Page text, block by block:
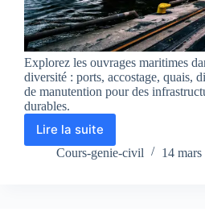
Explorez les ouvrages maritimes
diversité : ports, accostage, quais,
de manutention pour des
durables.
Lire la suite
Les
Ouvrages
Cours-genie-civil 14